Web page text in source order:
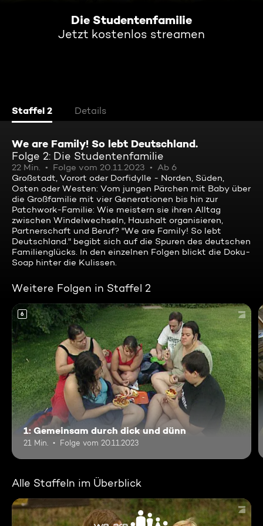
Die Studentenfamilie
Jetzt kostenlos streamen
Staffel 2 Details
We are Family! So lebt Deutschland.
Folge 2: Die Studentenfamilie
22 Min. Folge vom 20.11.2023
Ab 6
Großstadt, Vorort oder Dorfidylle - Norden, Süden,
Osten oder Westen: Vom jungen Pärchen mit Baby über
die Großfamilie mit vier Generationen bis hin zur
Patchwork-Familie: Wie meistern sie ihren Alltag
zwischen Windelwechseln, Haushalt organisieren,
Partnerschaft und Beruf? "We are Family! So lebt
Deutschland." begibt sich auf die Spuren des deutschen
Familienglücks. In den einzelnen Folgen blickt die Doku-
Soap hinter die Kulissen.
Weitere Folgen in Staffel 2
6
1: Gemeinsam durch dick und dünn
21 Min. Folge vom 20.11.2023
Alle Staffeln im Überblick